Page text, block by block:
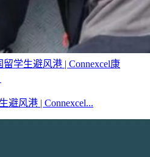
学生避风港 | Connexcel康
避风港 | Connexcel...